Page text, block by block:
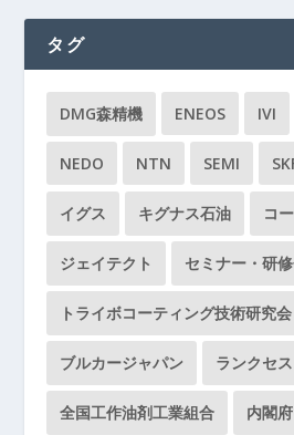
タグ
DMG森精機 ENEOS IVI
NEDO NTN SEMI
イグス キグナス石油 コ
ジェイテクト セミナー・研
トライボコーティング技術研究会
ブルカージャパン ランクセス
全国工作油剤工業組合 内閣府